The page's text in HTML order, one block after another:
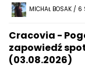
MICHAŁ BOSAK /
Cracovia -
zapowiedź
(03.08.2026)